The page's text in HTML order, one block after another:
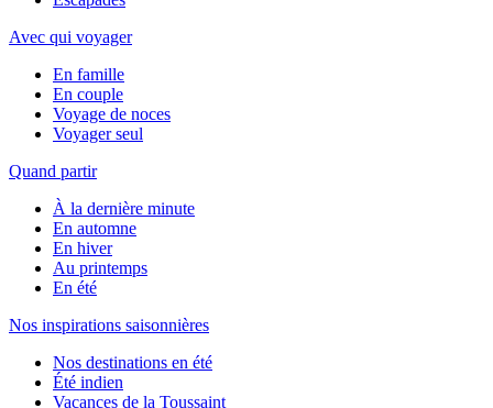
Avec qui voyager
En famille
En couple
Voyage de noces
Voyager seul
Quand partir
À la dernière minute
En automne
En hiver
Au printemps
En été
Nos inspirations saisonnières
Nos destinations en été
Été indien
Vacances de la Toussaint